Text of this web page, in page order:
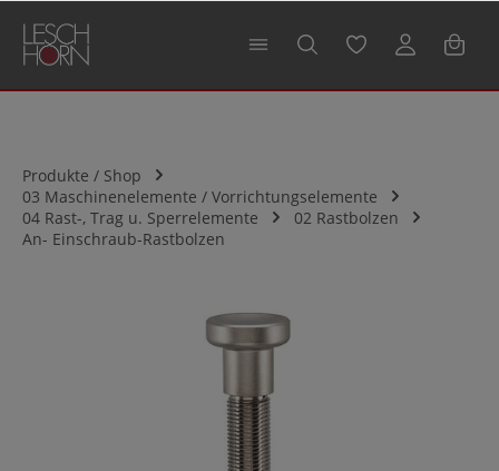
springen
Produkte / Shop
03 Maschinenelemente / Vorrichtungselemente
04 Rast-, Trag u. Sperrelemente
02 Rastbolzen
An- Einschraub-Rastbolzen
Bildergalerie überspringen